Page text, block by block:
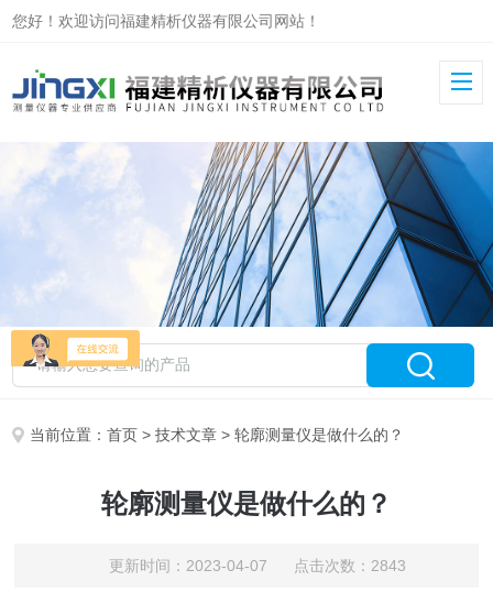
您好！欢迎访问福建精析仪器有限公司网站！
当前位置：首页 >技术文章 > 轮廓测量仪是做什么的？
轮廓测量仪是做什么的？
更新时间：2023-04-07 点击次数：2843